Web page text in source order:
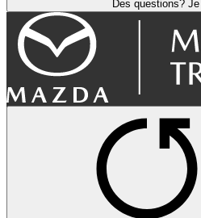
Des questions?